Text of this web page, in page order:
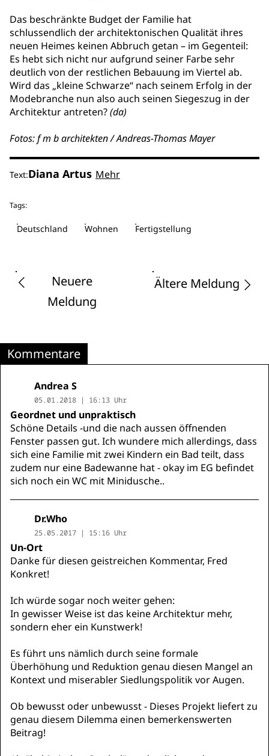
Das beschränkte Budget der Familie hat
schlussendlich der architektonischen Qualität ihres
neuen Heimes keinen Abbruch getan – im Gegenteil:
Es hebt sich nicht nur aufgrund seiner Farbe sehr
deutlich von der restlichen Bebauung im Viertel ab.
Wird das „kleine Schwarze“ nach seinem Erfolg in der
Modebranche nun also auch seinen Siegeszug in der
Architektur antreten?(da)
Fotos: f m b architekten / Andreas-Thomas Mayer
Text:Diana Artus Mehr
Tags:
Deutschland Wohnen Fertigstellung
Neuere
Meldung
Ältere Meldung
Kommentare
Andrea S
05.01.2018 | 16:13 Uhr
Geordnet und unpraktisch
Schöne Details -und die nach aussen öffnenden
Fenster passen gut. Ich wundere mich allerdings, dass
sich eine Familie mit zwei Kindern ein Bad teilt, dass
zudem nur eine Badewanne hat - okay im EG befindet
sich noch ein WC mit Minidusche..
Dr.Who
25.05.2017 | 15:16 Uhr
Un-Ort
Danke für diesen geistreichen Kommentar, Fred
Konkret!
Ich würde sogar noch weiter gehen:
In gewisser Weise ist das keine Architektur mehr,
sondern eher ein Kunstwerk!
Es führt uns nämlich durch seine formale
Überhöhung und Reduktion genau diesen Mangel an
Kontext und miserabler Siedlungspolitik vor Augen.
Ob bewusst oder unbewusst - Dieses Projekt liefert zu
genau diesem Dilemma einen bemerkenswerten
Beitrag!